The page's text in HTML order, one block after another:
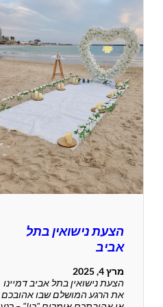
הצעת נישואין בתל
אביב
מרץ 4, 2025
הצעת נישואין בתל אביב דמיינו
את הרגע המושלם שבו אהובכם